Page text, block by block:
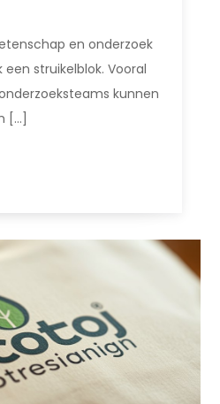
en onderzoek
struikelblok. Vooral
kunnen
[…]